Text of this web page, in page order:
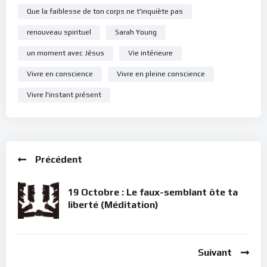
sagesse (Éclessiaste 7, 10). Au contraire, accroche-toi à
l’Éternel car en Lui seul se trouve la vie durable et abondante
qui brillera à travers toi, dès que tu décides de marcher à sa
de poster des commentaires) et pour les publications,
veuillez cliquer ici :Inscription
Que la faiblesse de ton corps ne t'inquiète pas
renouveau spirituel Sarah Young
un moment avec Jésus Vie intérieure
Vivre en conscience Vivre en pleine conscience
Vivre l'instant présent
Précédent
19 Octobre : Le faux-semblant ôte ta
liberté (Méditation)
Suivant